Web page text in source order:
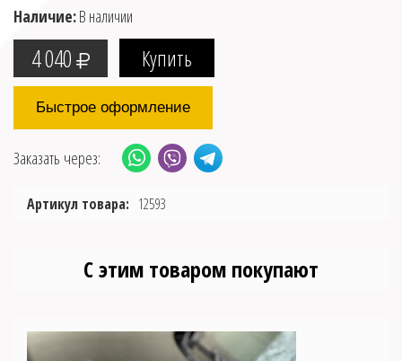
Наличие:В наличии
4 040
Быстрое оформление
Заказать через:
Артикул товара: 12593
С этим товаром покупают